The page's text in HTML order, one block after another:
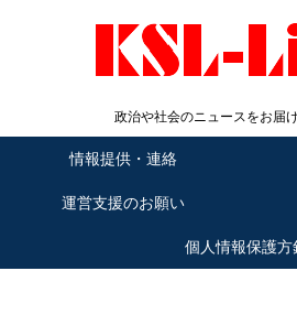
政治や社会のニュースをお届
情報提供・連絡
運営支援のお願い
個人情報保護方